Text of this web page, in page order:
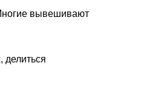
вывешивают
делиться